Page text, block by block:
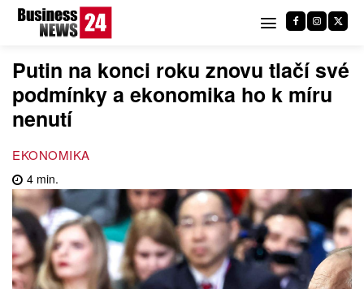
Putin na konci roku znovu tlačí své
podmínky a ekonomika ho k míru
nenutí
EKONOMIKA
4 min.